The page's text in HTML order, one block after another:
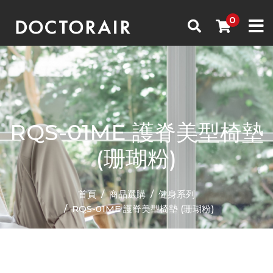
RQS-01ME 護脊美型椅墊
(珊瑚粉)
首頁 商品選購
健身系列
RQS-01ME 護脊美型椅墊 (珊瑚粉)